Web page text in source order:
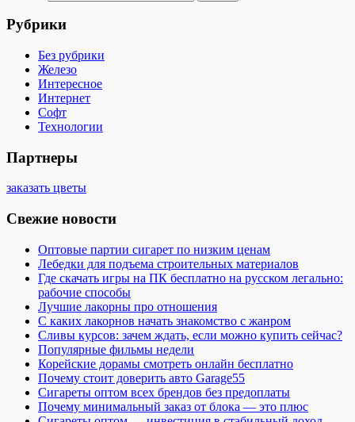
Рубрики
Без рубрики
Железо
Интересное
Интернет
Софт
Технологии
Партнеры
заказать цветы
Свежие новости
Оптовые партии сигарет по низким ценам
Лебедки для подъема строительных материалов
Где скачать игры на ПК бесплатно на русском легально:
рабочие способы
Лучшие лакорны про отношения
С каких лакорнов начать знакомство с жанром
Сливы курсов: зачем ждать, если можно купить сейчас?
Популярные фильмы недели
Корейские дорамы смотреть онлайн бесплатно
Почему стоит доверить авто Garage55
Сигареты оптом всех брендов без предоплаты
Почему минимальный заказ от блока — это плюс